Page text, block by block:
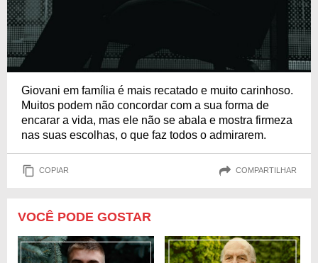
Giovani em família é mais recatado e muito carinhoso.
Muitos podem não concordar com a sua forma de
encarar a vida, mas ele não se abala e mostra firmeza
nas suas escolhas, o que faz todos o admirarem.
COPIAR COMPARTILHAR
VOCÊ PODE GOSTAR